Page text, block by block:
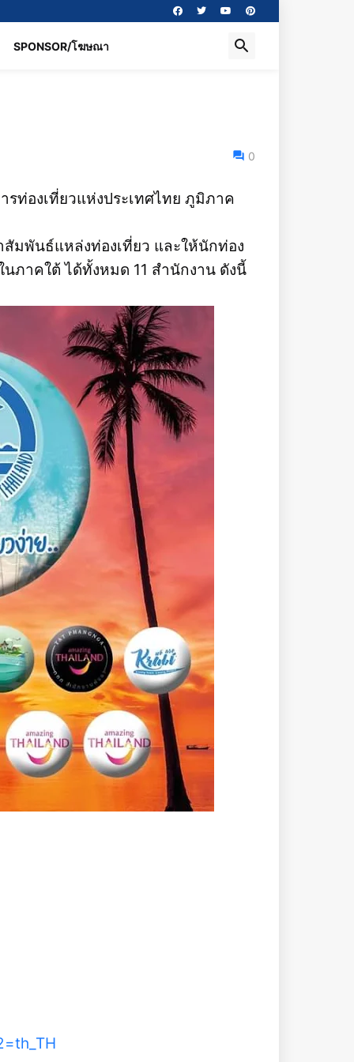
SPONSOR/โฆษณา
0
รท่องเที่ยวแห่งประเทศไทย ภูมิภาค
มพันธ์แหล่งท่องเที่ยว และให้นักท่อง
ภาคใต้ ได้ทั้งหมด 11 สำนักงาน ดังนี้